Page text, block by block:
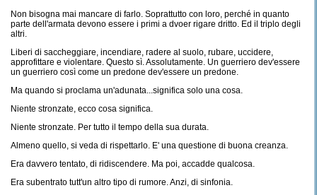
Non bisogna mai mancare di farlo. Soprattutto con loro, perché in quanto
parte dell'armata devono essere i primi a dvoer rigare dritto. Ed il triplo degli
altri.
Liberi di saccheggiare, incendiare, radere al suolo, rubare, uccidere,
approfittare e violentare. Questo sì. Assolutamente. Un guerriero dev'essere
un guerriero così come un predone dev'essere un predone.
Ma quando si proclama un'adunata...significa solo una cosa.
Niente stronzate, ecco cosa significa.
Niente stronzate. Per tutto il tempo della sua durata.
Almeno quello, si veda di rispettarlo. E' una questione di buona creanza.
Era davvero tentato, di ridiscendere. Ma poi, accadde qualcosa.
Era subentrato tutt'un altro tipo di rumore. Anzi, di sinfonia.